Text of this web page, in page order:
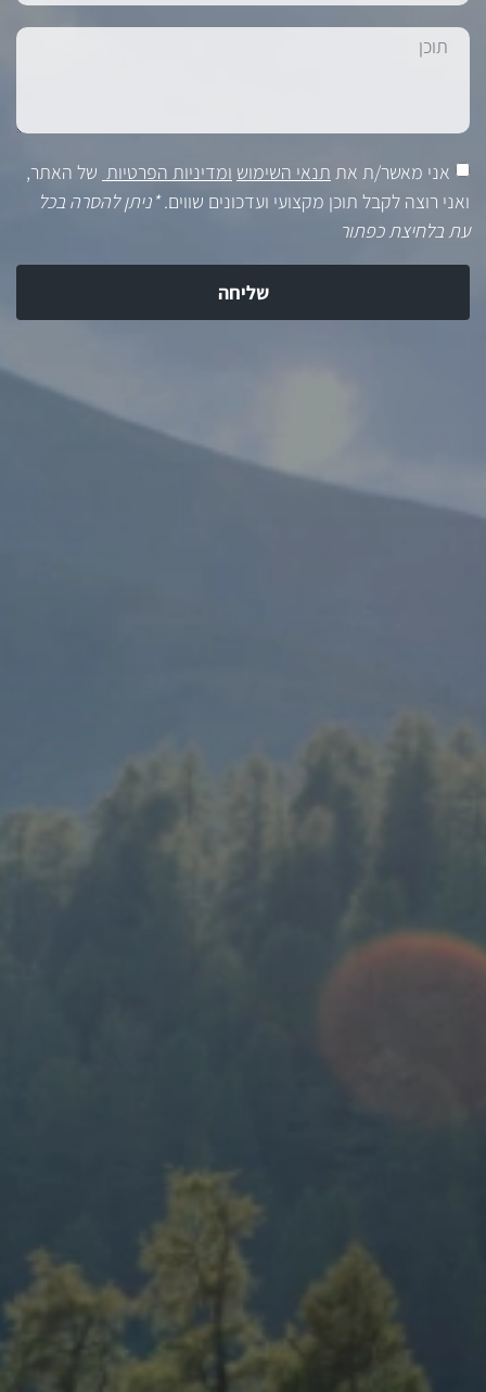
אני מאשר/ת את תנאי השימוש ומדיניות הפרטיות של האתר,
ואני רוצה לקבל תוכן מקצועי ועדכונים שווים.*ניתן להסרה בכל
עת בלחיצת כפתור
שליחה